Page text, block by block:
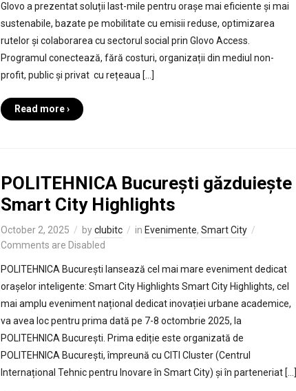
Glovo a prezentat soluții last-mile pentru orașe mai eficiente și mai
sustenabile, bazate pe mobilitate cu emisii reduse, optimizarea
rutelor și colaborarea cu sectorul social prin Glovo Access.
Programul conectează, fără costuri, organizații din mediul non-
profit, public și privat cu rețeaua […]
Read more ›
POLITEHNICA București găzduiește
Smart City Highlights
October 2, 2025 byclubitc in Evenimente, Smart City
Comments are Disabled
POLITEHNICA București lansează cel mai mare eveniment dedicat
orașelor inteligente: Smart City Highlights Smart City Highlights, cel
mai amplu eveniment național dedicat inovației urbane academice,
va avea loc pentru prima dată pe 7-8 octombrie 2025, la
POLITEHNICA București. Prima ediție este organizată de
POLITEHNICA București, împreună cu CITI Cluster (Centrul
Internațional Tehnic pentru Inovare în Smart City) și în parteneriat […]